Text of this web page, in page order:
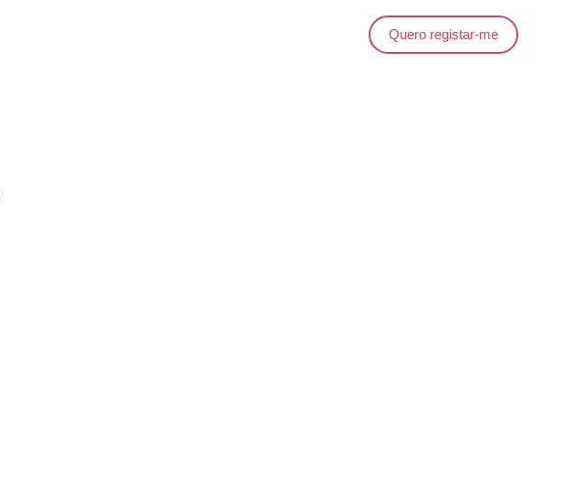
Quero registar-me